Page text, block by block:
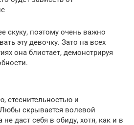
скуку, поэтому очень важно
эту девочку. Зато на всех
она блистает, демонстрируя
стеснительностью и
скрывается волевой
не даст себя в обиду, хотя, как и в